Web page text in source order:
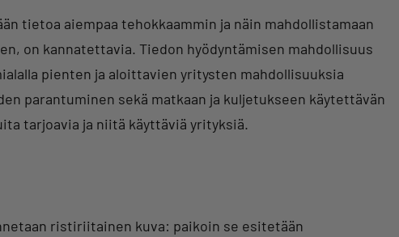
tietoa aiempaa tehokkaammin ja näin mahdollistamaan
on kannatettavia. Tiedon hyödyntämisen mahdollisuus
pienten ja aloittavien yritysten mahdollisuuksia
parantuminen sekä matkaan ja kuljetukseen käytettävän
tarjoavia ja niitä käyttäviä yrityksiä.
ristiriitainen kuva: paikoin se esitetään